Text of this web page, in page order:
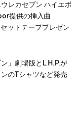
レカセブン ハイエボ
提供の挿入曲
ットテーププレゼン
」劇場版とL.H.P.が
のTシャツなど発売